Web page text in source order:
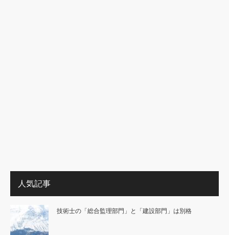
人気記事
技術士の「総合監理部門」と「建設部門」は別格